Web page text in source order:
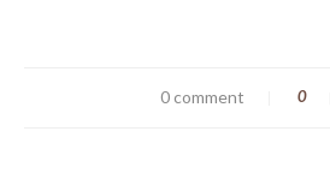
0 comment 0